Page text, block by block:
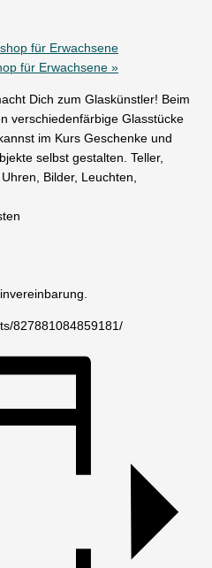
für Erwachsene
für Erwachsene »
Dich zum Glaskünstler! Beim
verschiedenfärbige Glasstücke
im Kurs Geschenke und
selbst gestalten. Teller,
Bilder, Leuchten,
827881084859181/